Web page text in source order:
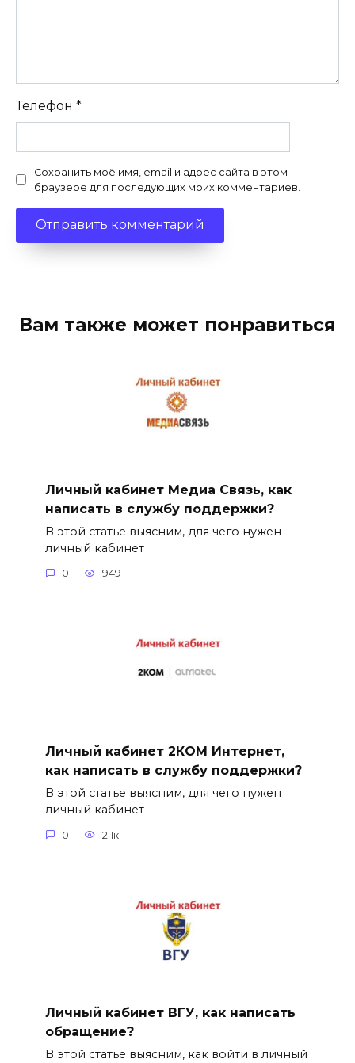
Телефон *
Сохранить моё имя, email и адрес сайта в этом
браузере для последующих моих комментариев.
Вам также может понравиться
Личный кабинет Медиа Связь, как
написать в службу поддержки?
В этой статье выясним, для чего нужен
личный кабинет
0 949
Личный кабинет 2КОМ Интернет,
как написать в службу поддержки?
В этой статье выясним, для чего нужен
личный кабинет
0 2.1к.
Личный кабинет ВГУ, как написать
обращение?
В этой статье выясним, как войти в личный